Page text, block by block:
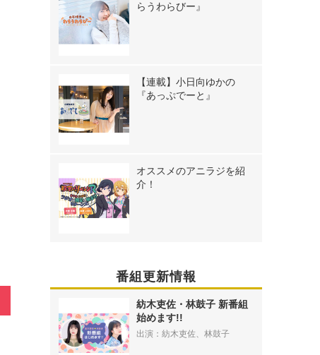
らうわらびー』
【連載】小日向ゆかの
『あっぷでーと』
オススメのアニラジを紹
介！
番組更新情報
紡木吏佐・林鼓子 新番組
始めます!!
出演：紡木吏佐、林鼓子